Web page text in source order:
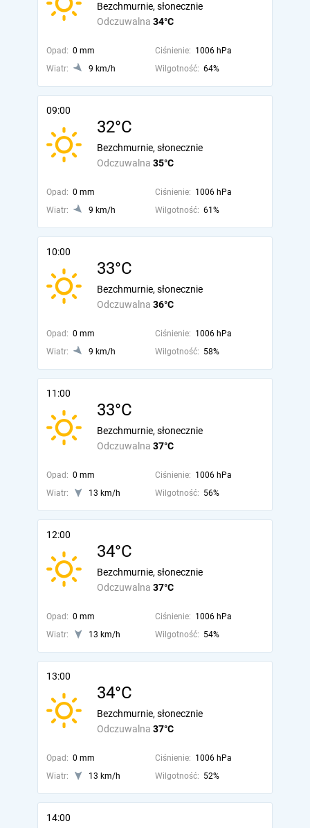
Odczuwalna 34°C
Bezchmurnie, słonecznie
Opad: 0 mm Ciśnienie: 1006 hPa
Wiatr:
9 km/h Wilgotność: 64%
09:00
32°C
Odczuwalna 35°C
Bezchmurnie, słonecznie
Opad: 0 mm Ciśnienie: 1006 hPa
Wiatr:
9 km/h Wilgotność: 61%
10:00
33°C
Odczuwalna 36°C
Bezchmurnie, słonecznie
Opad: 0 mm Ciśnienie: 1006 hPa
Wiatr:
9 km/h Wilgotność: 58%
11:00
33°C
Odczuwalna 37°C
Bezchmurnie, słonecznie
Opad: 0 mm Ciśnienie: 1006 hPa
Wiatr:
13 km/h Wilgotność: 56%
12:00
34°C
Odczuwalna 37°C
Bezchmurnie, słonecznie
Opad: 0 mm Ciśnienie: 1006 hPa
Wiatr:
13 km/h Wilgotność: 54%
13:00
34°C
Odczuwalna 37°C
Bezchmurnie, słonecznie
Opad: 0 mm Ciśnienie: 1006 hPa
Wiatr:
13 km/h Wilgotność: 52%
14:00